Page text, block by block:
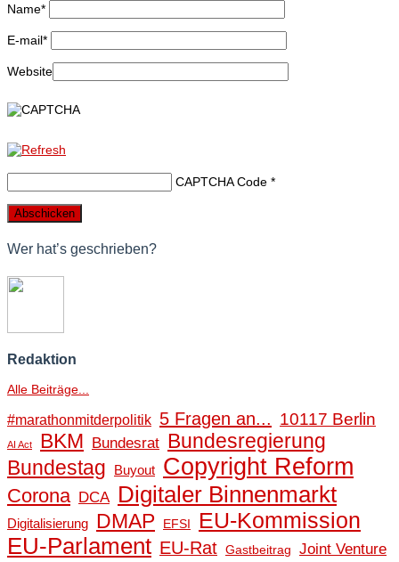
Name*
E-mail*
Website
CAPTCHA Code *
Wer hat’s geschrieben?
Redaktion
Alle Beiträge...
#marathonmitderpolitik 5 Fragen an... 10117 Berlin
AI Act BKM Bundesrat Bundesregierung
Bundestag
Buyout Copyright Reform
Corona DCA Digitaler Binnenmarkt
Digitalisierung DMAP EFSI EU-Kommission
EU-Parlament EU-Rat Gastbeitrag Joint Venture